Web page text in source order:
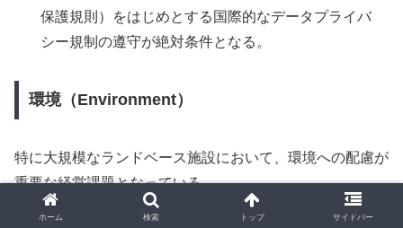
保護規則）をはじめとする国際的なデータプライバ
シー規制の遵守が絶対条件となる。
環境（Environment）
特に大規模なランドベース施設において、環境への配慮が
重要な経営課題となっている。
ホーム 検索 トップ サイドバー